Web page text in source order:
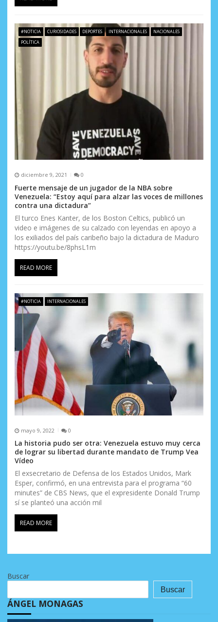
#NOTICIA CURIOSIDADES DEPORTES INTERNACIONALES
NACIONALES
POLÍTICA
diciembre 9, 2021 0
Fuerte mensaje de un jugador de la NBA sobre
Venezuela: “Estoy aquí para alzar las voces de millones
contra una dictadura”
El turco Enes Kanter, de los Boston Celtics, publicó un
video e imágenes de su calzado con leyendas en apoyo a
los exiliados del país caribeño bajo la dictadura de Maduro
https://youtu.be/8phsL1m
READ MORE
#NOTICIA INTERNACIONALES
mayo 9, 2022 0
La historia pudo ser otra: Venezuela estuvo muy cerca
de lograr su libertad durante mandato de Trump Vea
Vídeo
El exsecretario de Defensa de los Estados Unidos, Mark
Esper, confirmó, en una entrevista para el programa “60
minutes” de CBS News, que el expresidente Donald Trump
sí se planteó una acción mil
READ MORE
Buscar
Buscar
ÁNGEL MONAGAS